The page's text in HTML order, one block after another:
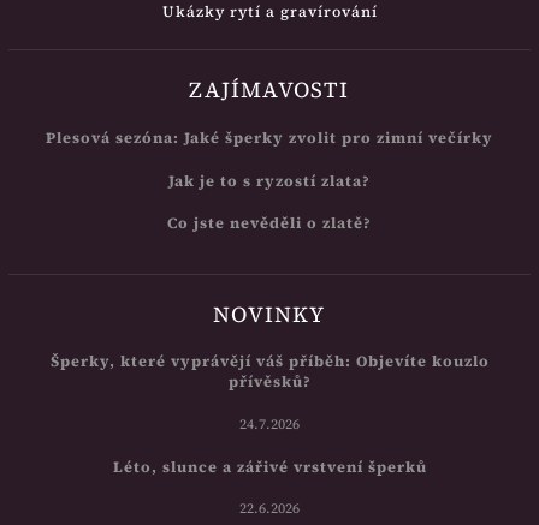
Ukázky rytí a gravírování
ZAJÍMAVOSTI
Plesová sezóna: Jaké šperky zvolit pro zimní večírky
Jak je to s ryzostí zlata?
Co jste nevěděli o zlatě?
NOVINKY
Šperky, které vyprávějí váš příběh: Objevíte kouzlo
přívěsků?
24.7.2026
Léto, slunce a zářivé vrstvení šperků
22.6.2026